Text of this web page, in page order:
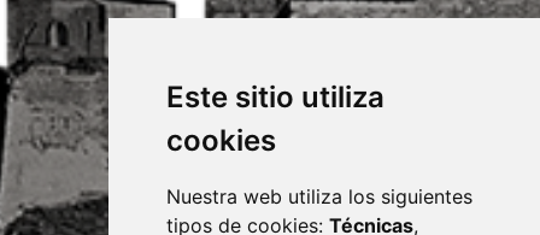
Este sitio utiliza
cookies
Nuestra web utiliza los siguientes
tipos de cookies: Técnicas,